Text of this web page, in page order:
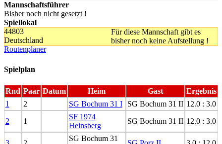
Mannschaftsführer
Bisher noch nicht gesetzt !
Spiellokal
44803
Deutschland
Routenplaner
Für diese Mannschaft gibt es
bisher noch keine Aufstellung !
Spielplan
Rnd Paar Datum Heim Gast
Ergebnis
1
2 SG Bochum 31 I SG Bochum 31 II 12.0 : 3.0
2 1
SF 1974
Heinsberg
SG Bochum 31 II 12.0 : 3.0
SG Bochum 31